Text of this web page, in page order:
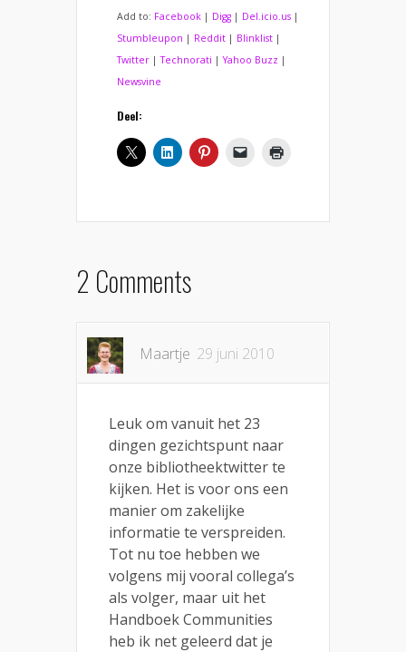
Add to: Facebook | Digg | Del.icio.us |
Stumbleupon | Reddit | Blinklist |
Twitter |Technorati |Yahoo Buzz |
Newsvine
Deel:
2 Comments
Maartje 29 juni 2010
Leuk om vanuit het 23
dingen gezichtspunt naar
onze bibliotheektwitter te
kijken. Het is voor ons een
manier om zakelijke
informatie te verspreiden.
Tot nu toe hebben we
volgens mij vooral collega’s
als volger, maar uit het
Handboek Communities
heb ik net geleerd dat je